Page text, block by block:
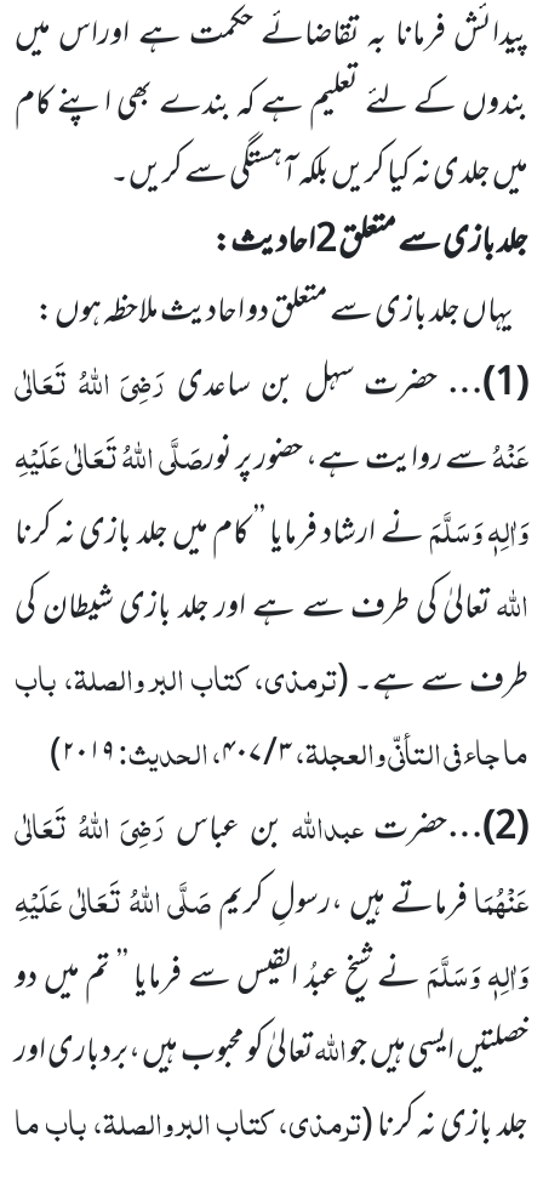
پیدائش فرمانا بہ تقاضائے حکمت ہے اوراس میں
بندوں کے لئے تعلیم ہے کہ بندے بھی اپنے کام
میں جلدی نہ کیا کریں بلکہ آہستگی سے کریں۔
جلد بازی سے متعلق2احادیث:
یہاں جلد بازی سے متعلق دو احادیث ملاحظہ ہوں :
(
1
)…حضرت سہل بن ساعدی رَضِیَ اللہُ تَعَالٰی
عَنْہُسے روایت ہے، حضور پر نورصَلَّی اللہُ تَعَالٰی عَلَیْہِ
وَاٰلِہٖ وَسَلَّمَنے ارشاد فرمایا ’’ کام میں جلد بازی نہ کرنا
اللہتعالیٰ کی طرف سے ہے اور جلد بازی شیطان کی
طرف سے ہے۔(ترمذی، کتاب البر والصلۃ، باب
ما جاء فی التأنّی والعجلۃ،۳/۴۰۷، الحدیث:۲۰۱۹)
(
2
)…حضرتعبداللہبن عباسرَضِیَ اللہُ تَعَالٰی
عَنْہُمَافرماتے ہیں ،رسولِ کریمصَلَّی اللہُ تَعَالٰی عَلَیْہِ
وَاٰلِہٖ وَسَلَّمَنے شیخ عبدُ القیس سے فرمایا ’’ تم میں دو
خصلتیں ایسی ہیں جواللہتعالیٰ کو محبوب ہیں ،بردباری اور
جلد بازی نہ کرنا(ترمذی، کتاب البر والصلۃ، باب ما